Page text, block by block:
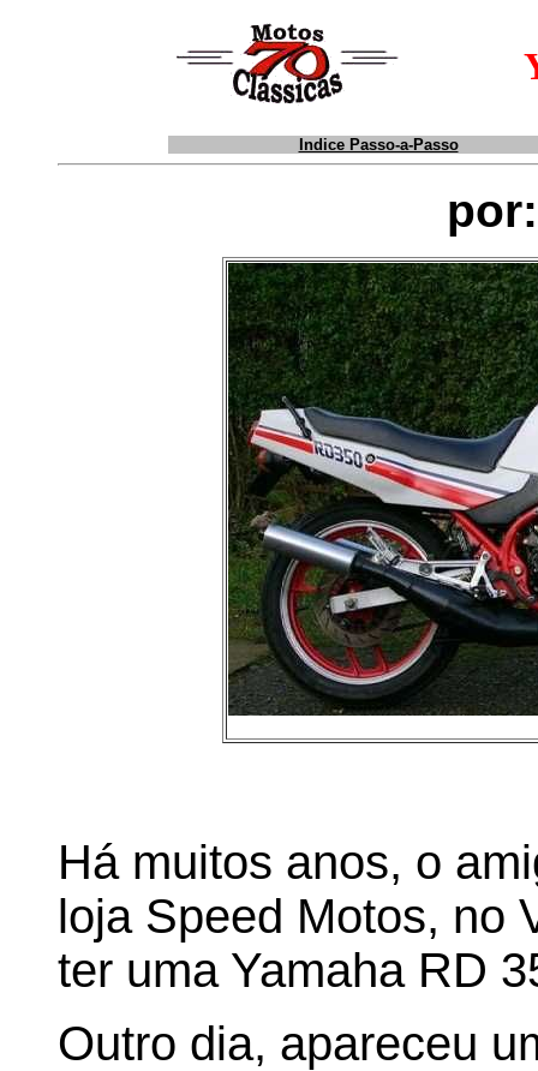
Indice Passo-a-Passo
Há muitos anos, o
loja Speed Motos, no
ter uma Yamaha RD
Outro dia, apareceu